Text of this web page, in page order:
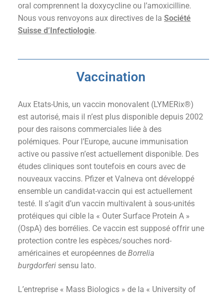
oral comprennent la doxycycline ou l’amoxicilline.
Nous vous renvoyons aux directives de la Société
Suisse d’Infectiologie.
Vaccination
Aux Etats-Unis, un vaccin monovalent (LYMERix®)
est autorisé, mais il n’est plus disponible depuis 2002
pour des raisons commerciales liée à des
polémiques. Pour l’Europe, aucune immunisation
active ou passive n’est actuellement disponible. Des
études cliniques sont toutefois en cours avec de
nouveaux vaccins. Pfizer et Valneva ont développé
ensemble un candidat-vaccin qui est actuellement
testé. Il s’agit d’un vaccin multivalent à sous-unités
protéiques qui cible la « Outer Surface Protein A »
(OspA) des borrélies. Ce vaccin est supposé offrir une
protection contre les espèces/souches nord-
américaines et européennes de Borrelia
burgdorferi sensu lato.
L’entreprise « Mass Biologics » de la « University of